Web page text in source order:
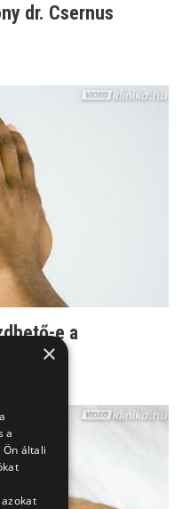
dr. Csernus
e a
×
a
általi